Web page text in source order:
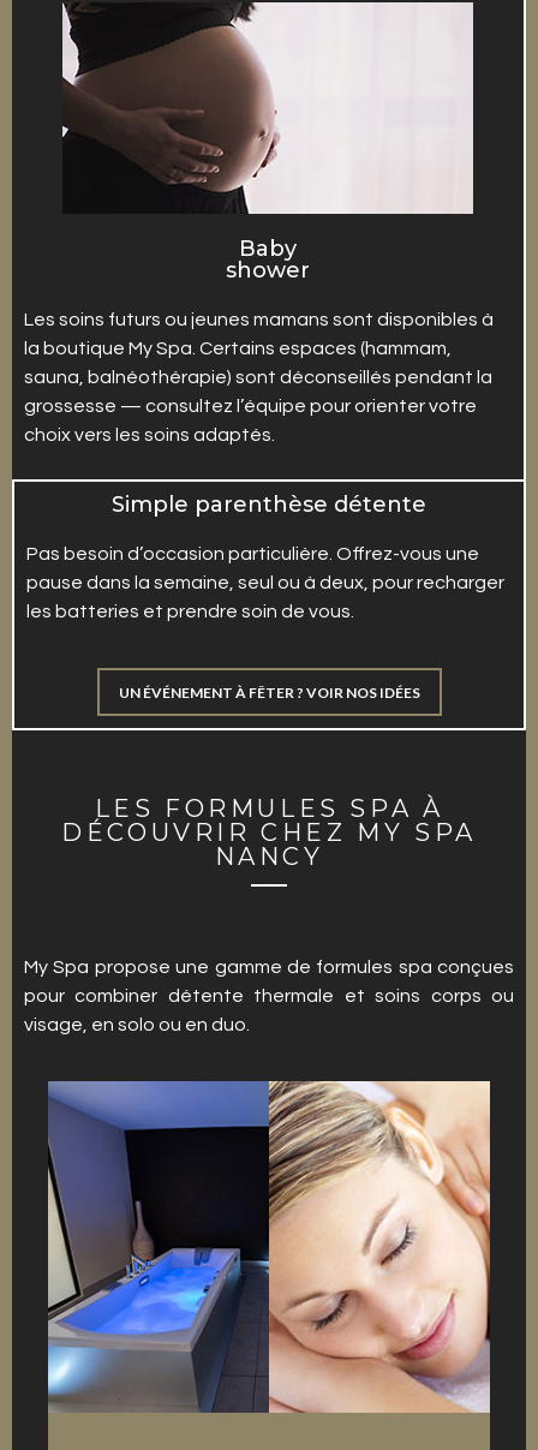
Baby
shower
Les soins futurs ou jeunes mamans sont disponibles à
la boutique My Spa. Certains espaces (hammam,
sauna, balnéothérapie) sont déconseillés pendant la
grossesse — consultez l’équipe pour orienter votre
choix vers les soins adaptés.
Simple parenthèse détente
Pas besoin d’occasion particulière. Offrez-vous une
pause dans la semaine, seul ou à deux, pour recharger
les batteries et prendre soin de vous.
UN ÉVÉNEMENT À FÊTER ? VOIR NOS IDÉES
LES FORMULES SPA À
DÉCOUVRIR CHEZ MY SPA
NANCY
My Spa propose une gamme de formules spa conçues
pour combiner détente thermale et soins corps ou
visage, en solo ou en duo.